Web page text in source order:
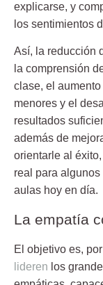
explicarse, y
los sentimientos
Así, la reducción
la comprensión
clase, el
menores y el
resultados
además de
orientarle al
real para
aulas hoy en día.
La empatía
El objetivo es,
lideren los